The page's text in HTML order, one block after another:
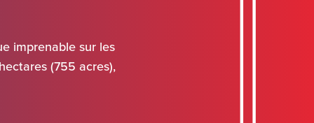
imprenable sur les
(755 acres),